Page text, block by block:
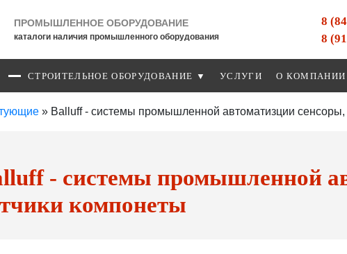
ПРОМЫШЛЕННОЕ ОБОРУДОВАНИЕ
каталоги наличия промышленного оборудования
8
8
СТРОИТЕЛЬНОЕ ОБОРУДОВАНИЕ ▼ УСЛУГИ О КОМПАНИИ
» Balluff - системы промышленной автоматизции сенсоры,
- системы промышленной
компонеты